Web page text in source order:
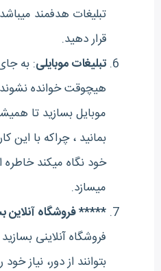
تبلیغات هدفمند
قرار دهید.
تبلیغات موبایلی: به
هیچوقت خوانده
موبایل بسازید تا
بمانید ، چراکه با این
خود نگاه میکند
میسازد.
***** فروشگاه آنلاین
فروشگاه آنلاینی
بتوانند از دور، نیاز